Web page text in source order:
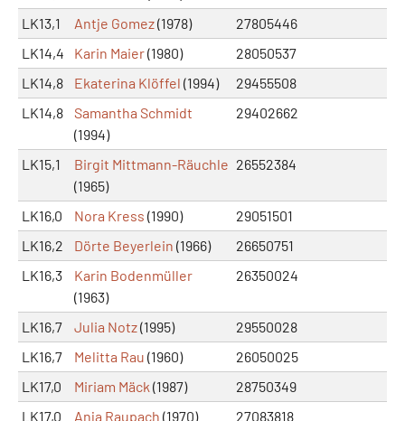
LK13,1
Antje Gomez(1978)
27805446
LK14,4
Karin Maier(1980)
28050537
LK14,8
Ekaterina Klöffel (1994)
29455508
LK14,8
Samantha Schmidt
(1994)
29402662
LK15,1
Birgit Mittmann-Räuchle
(1965)
26552384
LK16,0 Nora Kress (1990)
29051501
LK16,2
Dörte Beyerlein (1966)
26650751
LK16,3
Karin Bodenmüller
(1963)
26350024
LK16,7 Julia Notz(1995)
29550028
LK16,7
Melitta Rau (1960)
26050025
LK17,0
Miriam Mäck (1987)
28750349
LK17,0
Anja Raupach (1970)
27083818